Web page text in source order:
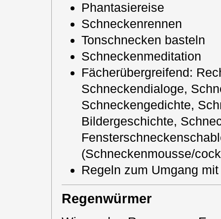
Phantasiereise
Schneckenrennen
Tonschnecken basteln
Schneckenmeditation
Fächerübergreifend:
Schneckendialoge,
Schneckengedichte,
Bildergeschichte,
(Schneckenmousse/
Regeln zum Umgang
Regenwürmer